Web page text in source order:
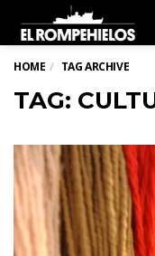
HOME TAG ARCHIVE
TAG: